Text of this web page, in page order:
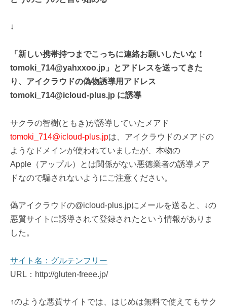
↓
「新しい携帯持つまでこっちに連絡お願いしたいな！
tomoki_714@yahxxoo.jp」とアドレスを送ってきた
り、アイクラウドの偽物誘導用アドレス
tomoki_714@icloud-plus.jp に誘導
サクラの智樹(ともき)が誘導していたメアド
tomoki_714@icloud-plus.jpは、アイクラウドのメアドの
ようなドメインが使われていましたが、本物の
Apple（アップル）とは関係がない悪徳業者の誘導メア
ドなので騙されないようにご注意ください。
偽アイクラウドの@icloud-plus.jpにメールを送ると、↓の
悪質サイトに誘導されて登録されたという情報がありま
した。
サイト名：グルテンフリー
URL：http://gluten-freee.jp/
↑のような悪質サイトでは、はじめは無料で使えてもサク